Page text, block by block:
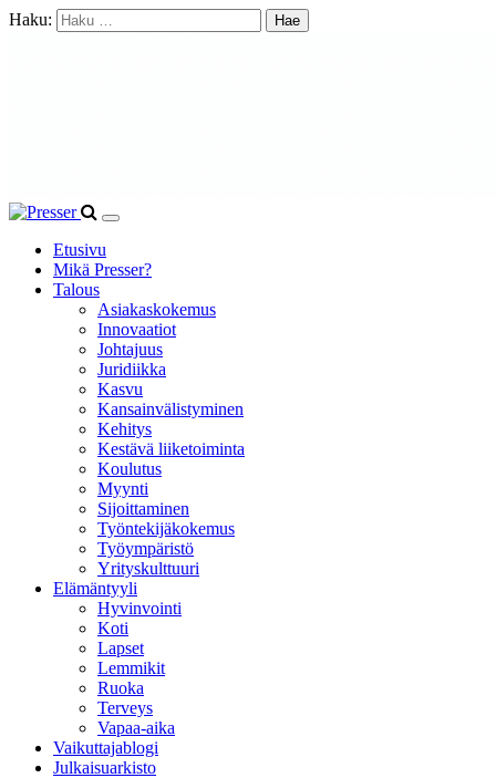
Haku:
Etusivu
Mikä Presser?
Talous
Asiakaskokemus
Innovaatiot
Johtajuus
Juridiikka
Kasvu
Kansainvälistyminen
Kehitys
Kestävä liiketoiminta
Koulutus
Myynti
Sijoittaminen
Työntekijäkokemus
Työympäristö
Yrityskulttuuri
Elämäntyyli
Hyvinvointi
Koti
Lapset
Lemmikit
Ruoka
Terveys
Vapaa-aika
Vaikuttajablogi
Julkaisuarkisto